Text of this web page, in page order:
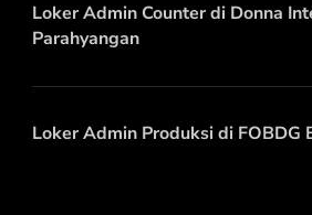
Loker Admin Counter di Donna
Parahyangan
Loker Admin Produksi di FOBDG